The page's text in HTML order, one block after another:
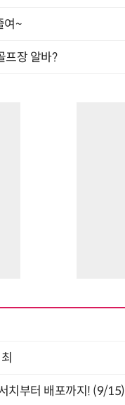
여~
프장 알바?
치부터 배포까지! (9/15)